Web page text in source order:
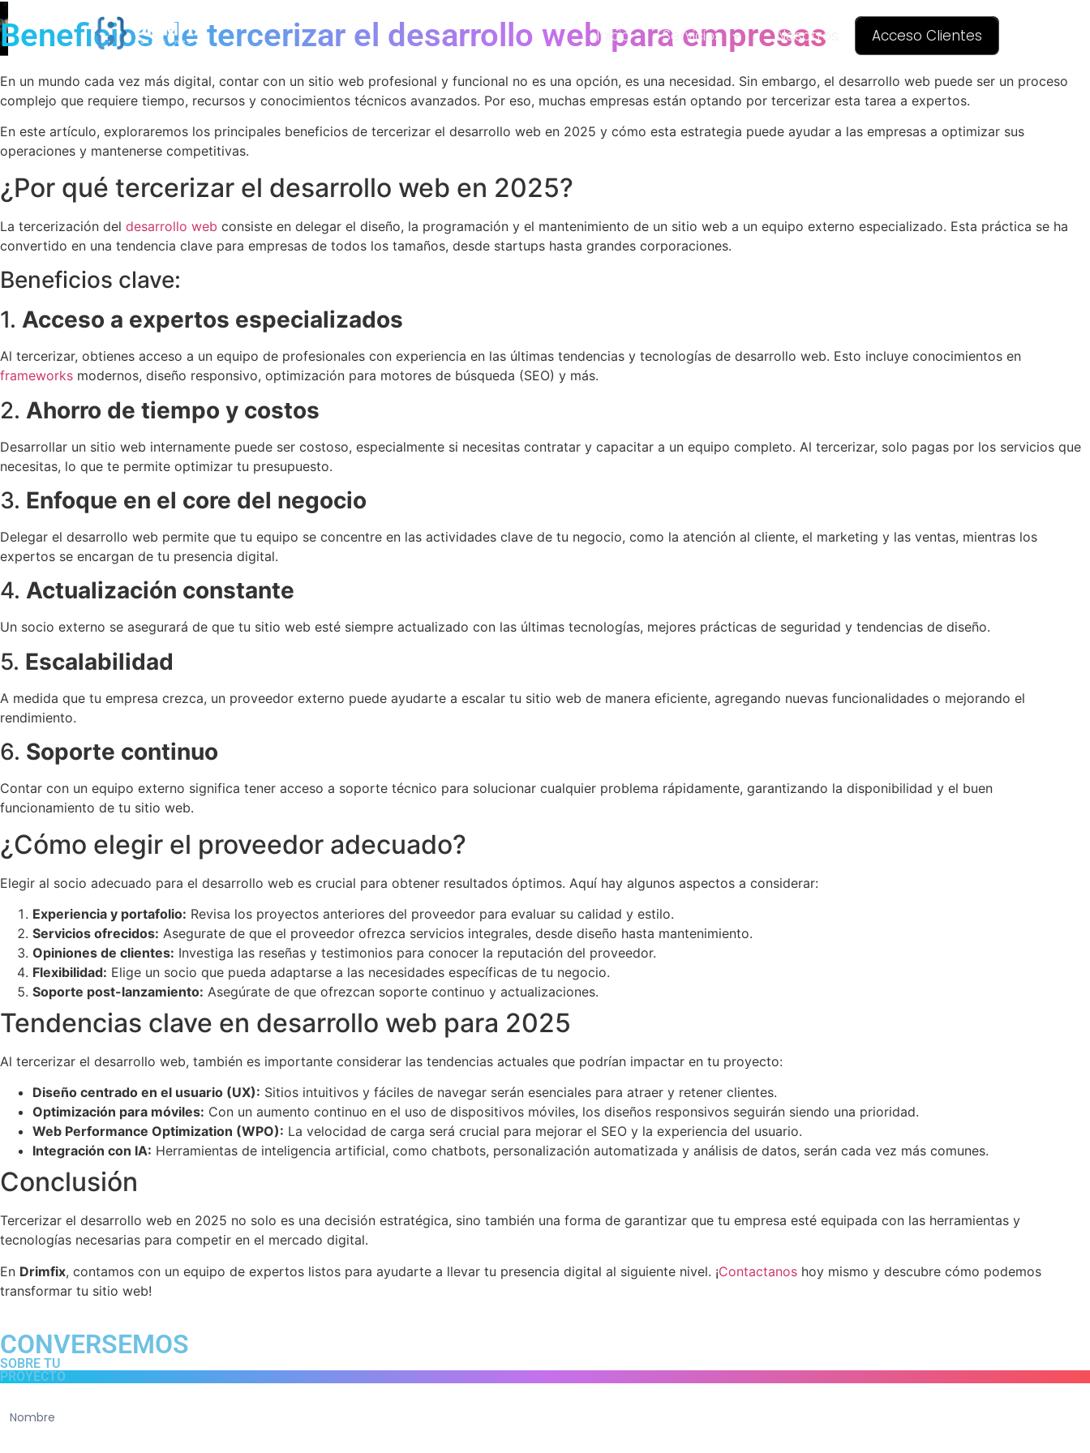
Inicio Servicios Nosotros Acceso Clientes
Beneficios de tercerizar el desarrollo web para empresas
En un mundo cada vez más digital, contar con un sitio web profesional y funcional no es una opción, es una necesidad. Sin embargo, el desarrollo web puede ser un proceso
complejo que requiere tiempo, recursos y conocimientos técnicos avanzados. Por eso, muchas empresas están optando por tercerizar esta tarea a expertos.
En este artículo, exploraremos los principales beneficios de tercerizar el desarrollo web en 2025 y cómo esta estrategia puede ayudar a las empresas a optimizar sus
operaciones y mantenerse competitivas.
¿Por qué tercerizar el desarrollo web en 2025?
La tercerización del desarrollo web consiste en delegar el diseño, la programación y el mantenimiento de un sitio web a un equipo externo especializado. Esta práctica se ha
convertido en una tendencia clave para empresas de todos los tamaños, desde startups hasta grandes corporaciones.
Beneficios clave:
1. Acceso a expertos especializados
Al tercerizar, obtienes acceso a un equipo de profesionales con experiencia en las últimas tendencias y tecnologías de desarrollo web. Esto incluye conocimientos en
frameworks modernos, diseño responsivo, optimización para motores de búsqueda (SEO) y más.
2. Ahorro de tiempo y costos
Desarrollar un sitio web internamente puede ser costoso, especialmente si necesitas contratar y capacitar a un equipo completo. Al tercerizar, solo pagas por los servicios que
necesitas, lo que te permite optimizar tu presupuesto.
3. Enfoque en el core del negocio
Delegar el desarrollo web permite que tu equipo se concentre en las actividades clave de tu negocio, como la atención al cliente, el marketing y las ventas, mientras los
expertos se encargan de tu presencia digital.
4. Actualización constante
Un socio externo se asegurará de que tu sitio web esté siempre actualizado con las últimas tecnologías, mejores prácticas de seguridad y tendencias de diseño.
5. Escalabilidad
A medida que tu empresa crezca, un proveedor externo puede ayudarte a escalar tu sitio web de manera eficiente, agregando nuevas funcionalidades o mejorando el
rendimiento.
6. Soporte continuo
Contar con un equipo externo significa tener acceso a soporte técnico para solucionar cualquier problema rápidamente, garantizando la disponibilidad y el buen
funcionamiento de tu sitio web.
¿Cómo elegir el proveedor adecuado?
Elegir al socio adecuado para el desarrollo web es crucial para obtener resultados óptimos. Aquí hay algunos aspectos a considerar:
Experiencia y portafolio: Revisa los proyectos anteriores del proveedor para evaluar su calidad y estilo.
Servicios ofrecidos: Asegurate de que el proveedor ofrezca servicios integrales, desde diseño hasta mantenimiento.
Opiniones de clientes: Investiga las reseñas y testimonios para conocer la reputación del proveedor.
Flexibilidad: Elige un socio que pueda adaptarse a las necesidades específicas de tu negocio.
Soporte post-lanzamiento: Asegúrate de que ofrezcan soporte continuo y actualizaciones.
Tendencias clave en desarrollo web para 2025
Al tercerizar el desarrollo web, también es importante considerar las tendencias actuales que podrían impactar en tu proyecto:
Diseño centrado en el usuario (UX): Sitios intuitivos y fáciles de navegar serán esenciales para atraer y retener clientes.
Optimización para móviles: Con un aumento continuo en el uso de dispositivos móviles, los diseños responsivos seguirán siendo una prioridad.
Web Performance Optimization (WPO): La velocidad de carga será crucial para mejorar el SEO y la experiencia del usuario.
Integración con IA: Herramientas de inteligencia artificial, como chatbots, personalización automatizada y análisis de datos, serán cada vez más comunes.
Conclusión
Tercerizar el desarrollo web en 2025 no solo es una decisión estratégica, sino también una forma de garantizar que tu empresa esté equipada con las herramientas y
tecnologías necesarias para competir en el mercado digital.
En Drimfix, contamos con un equipo de expertos listos para ayudarte a llevar tu presencia digital al siguiente nivel. ¡Contactanos hoy mismo y descubre cómo podemos
transformar tu sitio web!
CONVERSEMOS
SOBRE TU
PROYECTO
Contacto